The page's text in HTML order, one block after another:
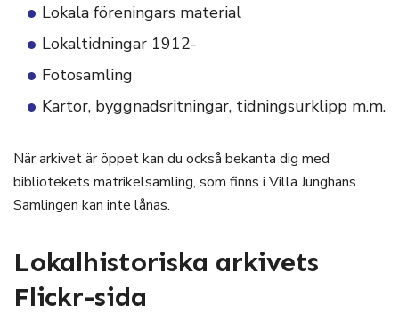
Lokala föreningars material
Lokaltidningar 1912-
Fotosamling
Kartor, byggnadsritningar, tidningsurklipp m.m.
När arkivet är öppet kan du också bekanta dig med
bibliotekets matrikelsamling, som finns i Villa Junghans.
Samlingen kan inte lånas.
Lokalhistoriska arkivets
Flickr-sida